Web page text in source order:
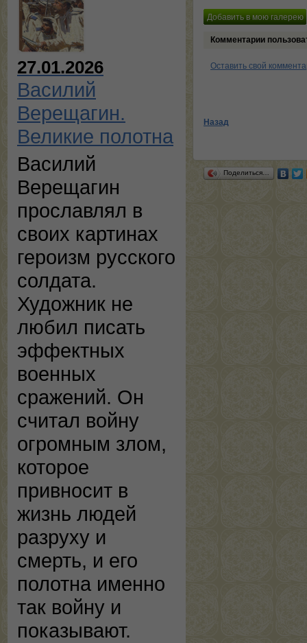
27.01.2026
Василий
Верещагин.
Великие полотна
Василий
Верещагин
прославлял в
своих картинах
героизм русского
солдата.
Художник не
любил писать
эффектных
военных
сражений. Он
считал войну
огромным злом,
которое
привносит в
жизнь людей
разруху и
смерть, и его
полотна именно
так войну и
показывают.
Комментарии
Оставить свой
Назад
Поделиться…